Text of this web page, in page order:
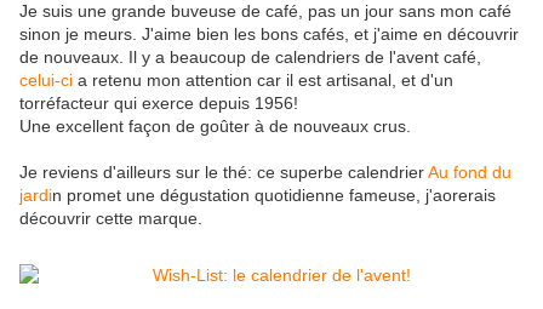
Je suis une grande buveuse de café, pas un jour sans mon café
sinon je meurs. J'aime bien les bons cafés, et j'aime en découvrir
de nouveaux. Il y a beaucoup de calendriers de l'avent café,
celui-ci a retenu mon attention car il est artisanal, et d'un
torréfacteur qui exerce depuis 1956!
Une excellent façon de goûter à de nouveaux crus.
Je reviens d'ailleurs sur le thé: ce superbe calendrierAu fond du
jardin promet une dégustation quotidienne fameuse, j'aorerais
découvrir cette marque.